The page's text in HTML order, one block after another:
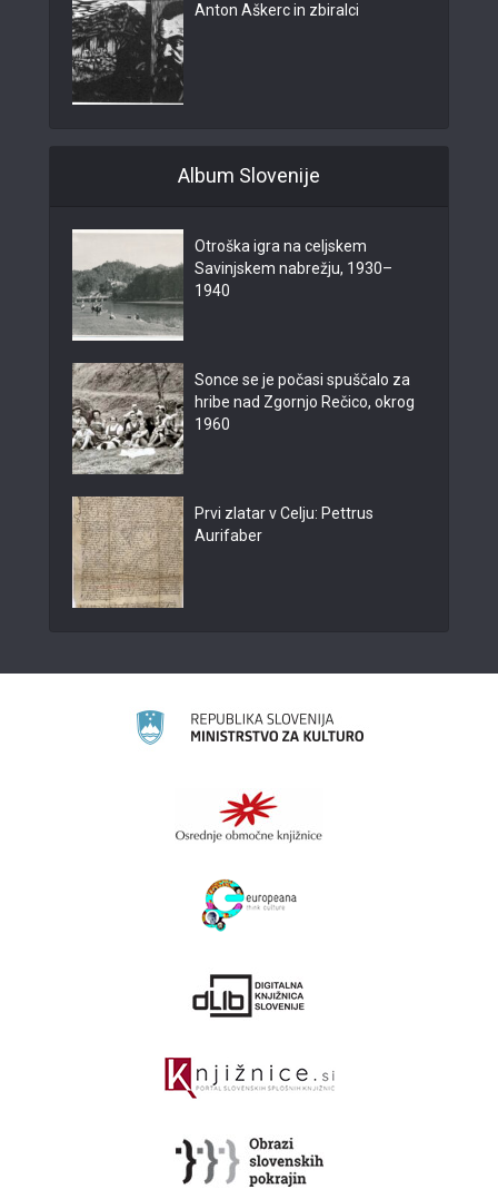
Anton Aškerc in zbiralci
Album Slovenije
Otroška igra na celjskem
Savinjskem nabrežju, 1930–
1940
Sonce se je počasi spuščalo za
hribe nad Zgornjo Rečico, okrog
1960
Prvi zlatar v Celju: Pettrus
Aurifaber